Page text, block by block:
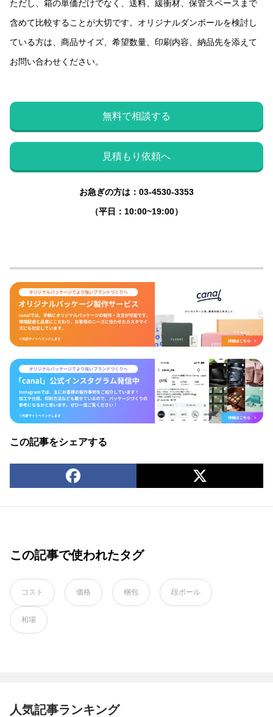
ただし、箱の単価だけでなく、送料、緩衝材、保管スペースまで
含めて比較することが大切です。オリジナルダンボールを検討し
ている方は、商品サイズ、希望数量、印刷内容、納品先を添えて
お問い合わせください。
無料で相談する
見積もり依頼へ
お急ぎの方は：03-4530-3353
（平日：10:00~19:00）
この記事をシェアする
この記事で使われたタグ
コスト 価格 梱包 段ボール
相場
人気記事ランキング